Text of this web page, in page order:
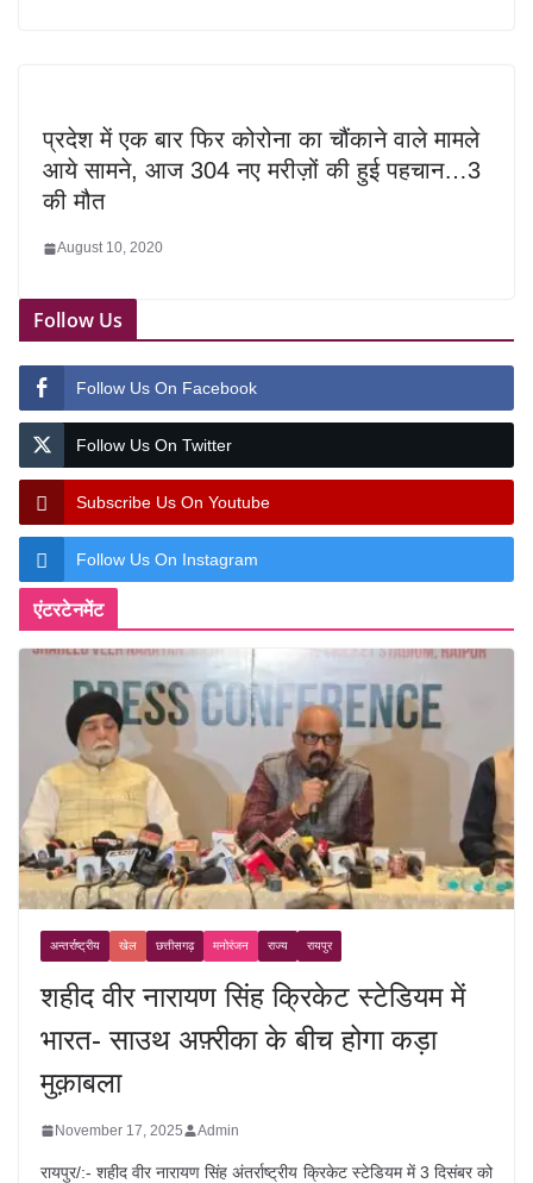
प्रदेश में एक बार फिर कोरोना का चौंकाने वाले मामले
आये सामने, आज 304 नए मरीज़ों की हुई पहचान…3
की मौत
August 10, 2020
Follow Us
Follow Us On Facebook
Follow Us On Twitter
Subscribe Us On Youtube
Follow Us On Instagram
एंटरटेनमेंट
अन्तर्राष्ट्रीय खेल छत्तीसगढ़ मनोरंजन राज्य रायपुर
शहीद वीर नारायण सिंह क्रिकेट स्टेडियम में
भारत- साउथ अफ़्रीका के बीच होगा कड़ा
मुक़ाबला
November 17, 2025 Admin
रायपुर/:- शहीद वीर नारायण सिंह अंतर्राष्ट्रीय क्रिकेट स्टेडियम में 3 दिसंबर को